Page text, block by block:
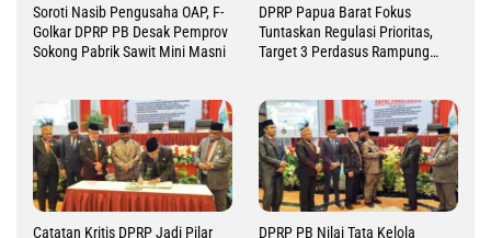
Soroti Nasib Pengusaha OAP, F-
Golkar DPRP PB Desak Pemprov
Sokong Pabrik Sawit Mini Masni
DPRP Papua Barat Fokus
Tuntaskan Regulasi Prioritas,
Target 3 Perdasus Rampung
Catatan Kritis DPRP Jadi Pilar
DPRP PB Nilai Tata Kelola